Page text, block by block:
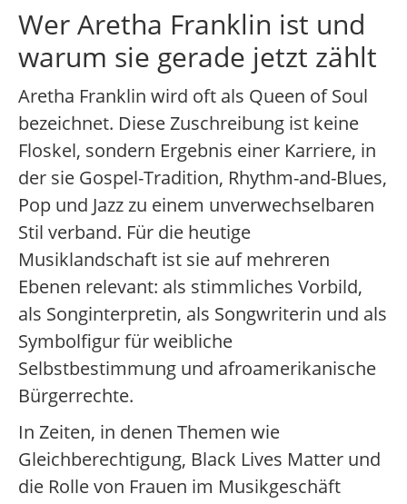
Wer Aretha Franklin ist und
warum sie gerade jetzt zählt
Aretha Franklin wird oft als Queen of Soul
bezeichnet. Diese Zuschreibung ist keine
Floskel, sondern Ergebnis einer Karriere, in
der sie Gospel-Tradition, Rhythm-and-Blues,
Pop und Jazz zu einem unverwechselbaren
Stil verband. Für die heutige
Musiklandschaft ist sie auf mehreren
Ebenen relevant: als stimmliches Vorbild,
als Songinterpretin, als Songwriterin und als
Symbolfigur für weibliche
Selbstbestimmung und afroamerikanische
Bürgerrechte.
In Zeiten, in denen Themen wie
Gleichberechtigung, Black Lives Matter und
die Rolle von Frauen im Musikgeschäft